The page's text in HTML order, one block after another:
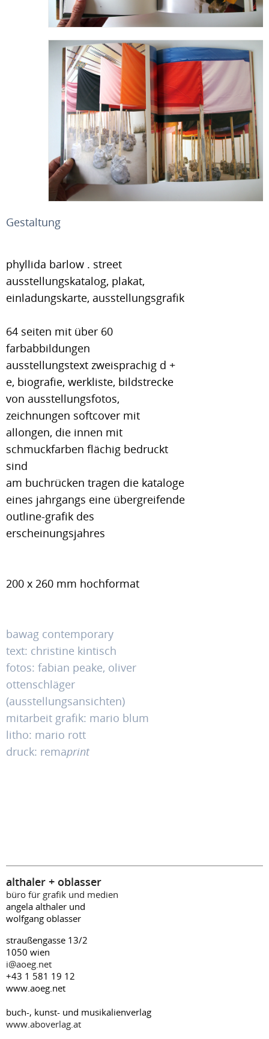
Gestaltung
phyllida barlow . street
ausstellungskatalog, plakat,
einladungskarte, ausstellungsgrafik
64 seiten mit über 60
farbabbildungen
ausstellungstext zweisprachig d +
e, biografie, werkliste, bildstrecke
von ausstellungsfotos,
zeichnungen softcover mit
allongen, die innen mit
schmuckfarben flächig bedruckt
sind
am buchrücken tragen die kataloge
eines jahrgangs eine übergreifende
outline-grafik des
erscheinungsjahres
200 x 260 mm hochformat
bawag contemporary
text: christine kintisch
fotos: fabian peake, oliver
ottenschläger
(ausstellungsansichten)
mitarbeit grafik: mario blum
litho: mario rott
druck: remaprint
althaler + oblasser
büro für grafik und medien
angela althaler und
wolfgang oblasser
straußengasse 13/2
1050 wien
i@aoeg.net
+43 1 581 19 12
www.aoeg.net
buch-, kunst- und musikalienverlag
www.aboverlag.at